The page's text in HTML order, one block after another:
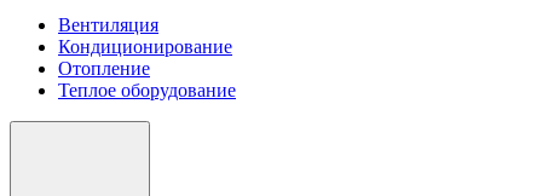
Вентиляция
Кондиционирование
Отопление
Теплое оборудование